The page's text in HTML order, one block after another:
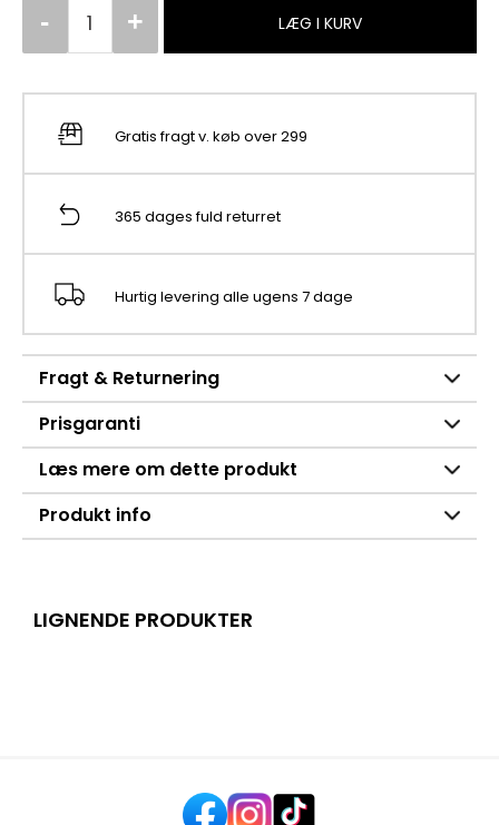
LÆG I KURV
Gratis fragt v. køb over 299
365 dages fuld returret
Hurtig levering alle ugens 7 dage
Fragt & Returnering
Prisgaranti
Læs mere om dette produkt
Produkt info
LIGNENDE PRODUKTER